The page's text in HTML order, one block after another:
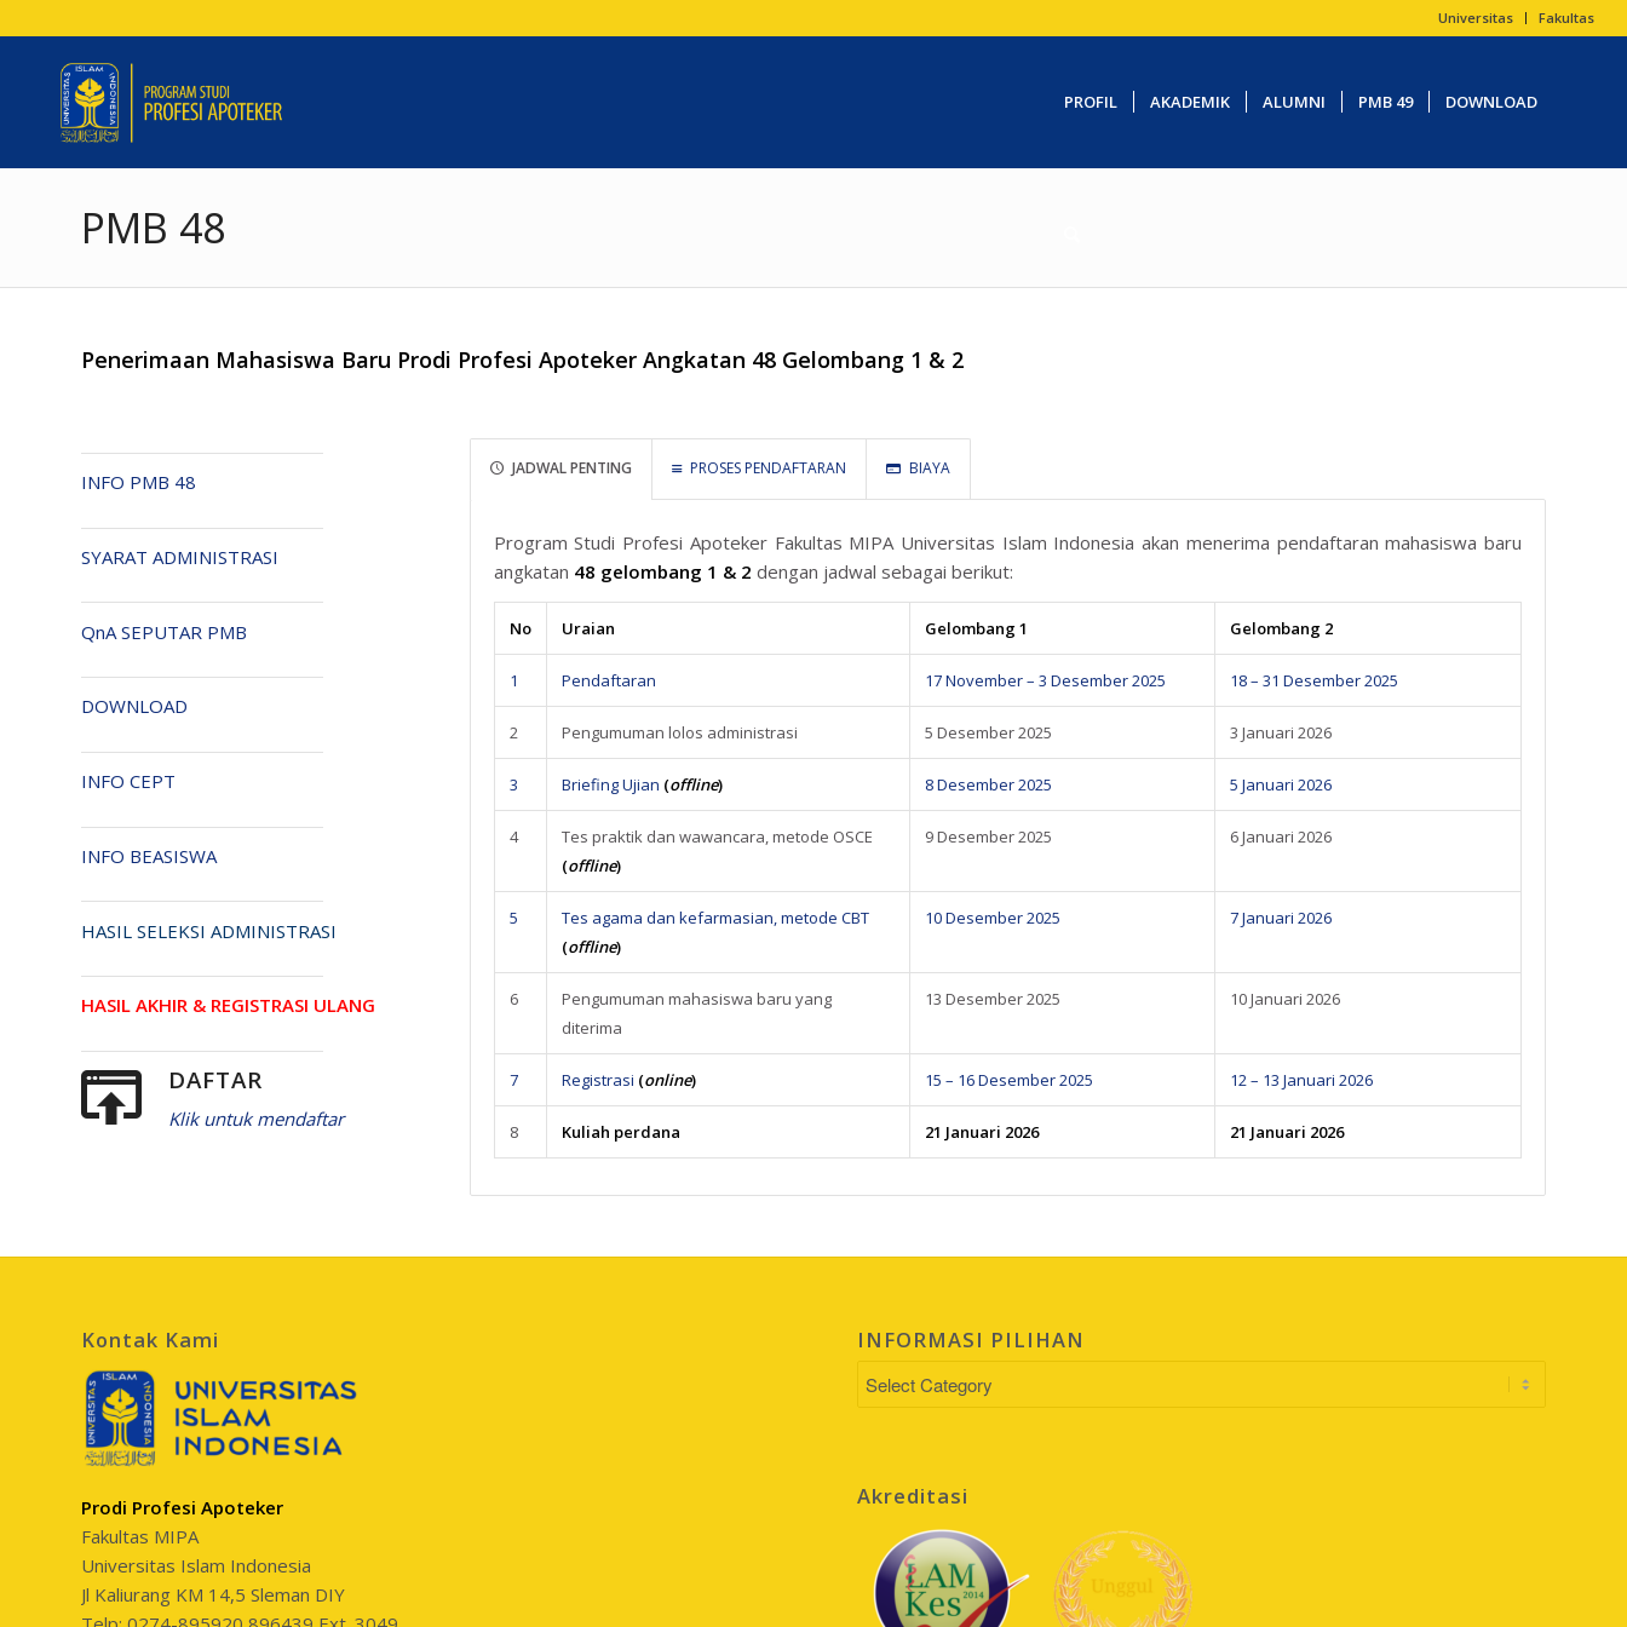
Universitas Fakultas
PROFIL AKADEMIK ALUMNI PMB 49 DOWNLOAD
PMB 48
Penerimaan Mahasiswa Baru Prodi Profesi Apoteker Angkatan 48 Gelombang 1 & 2
INFO PMB 48
SYARAT ADMINISTRASI
QnA SEPUTAR PMB
DOWNLOAD
INFO CEPT
INFO BEASISWA
HASIL SELEKSI ADMINISTRASI
HASIL AKHIR & REGISTRASI ULANG
DAFTAR
Klik untuk mendaftar
JADWAL PENTING PROSES PENDAFTARAN BIAYA
Program Studi Profesi Apoteker Fakultas MIPA Universitas Islam Indonesia akan menerima pendaftaran mahasiswa baru
angkatan 48 gelombang 1 & 2 dengan jadwal sebagai berikut:
No Uraian Gelombang 1 Gelombang 2
1 Pendaftaran 17 November – 3 Desember 2025 18 – 31 Desember 2025
2 Pengumuman lolos administrasi 5 Desember 2025 3 Januari 2026
3 Briefing Ujian (offline) 8 Desember 2025 5 Januari 2026
4
Tes praktik dan wawancara, metode OSCE
(offline)
9 Desember 2025 6 Januari 2026
5
Tes agama dan kefarmasian, metode CBT
(offline)
10 Desember 2025 7 Januari 2026
6
Pengumuman mahasiswa baru yang
diterima
13 Desember 2025 10 Januari 2026
7 Registrasi (online) 15 – 16 Desember 2025 12 – 13 Januari 2026
8 Kuliah perdana 21 Januari 2026 21 Januari 2026
Kontak Kami
Prodi Profesi Apoteker
Fakultas MIPA
Universitas Islam Indonesia
Jl Kaliurang KM 14,5 Sleman DIY
INFORMASI PILIHAN
Akreditasi